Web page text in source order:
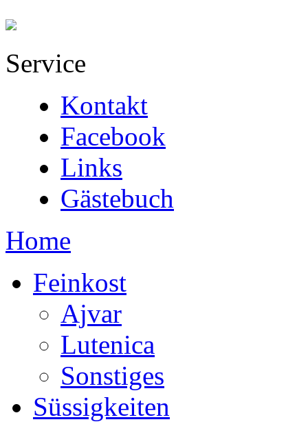
Service
Kontakt
Facebook
Links
Gästebuch
Home
Feinkost
Ajvar
Lutenica
Sonstiges
Süssigkeiten